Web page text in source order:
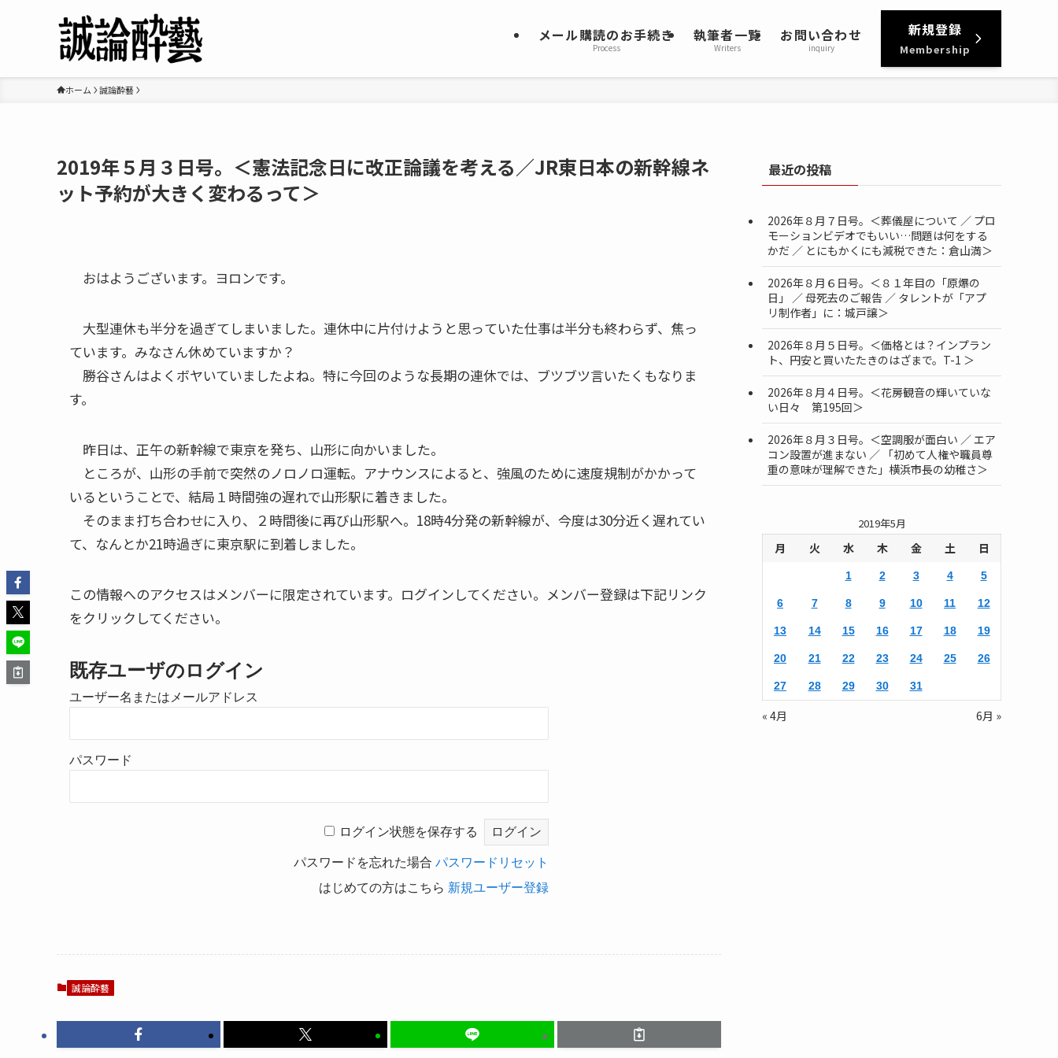
メール購読のお手続き
Process
執筆者一覧
Writers
お問い合わせ
inquiry
新規登録
Membership
ホーム 誠論酔藝
2019年５月３日号。＜憲法記念日に改正論議を考える／JR東日本の新幹線ネ
ット予約が大きく変わるって＞
おはようございます。ヨロンです。
大型連休も半分を過ぎてしまいました。連休中に片付けようと思っていた仕事は半分も終わらず、焦っ
ています。 みなさん休めていますか？
勝谷さんはよくボヤいていましたよね。特に今回のような長期の連休では、ブツブツ言いたくもなりま
す。
昨日は、正午の新幹線で東京を発ち、山形に向かいました。
ところが、山形の手前で突然のノロノロ運転。アナウンスによると、強風のために速度規制がかかって
いるということで、結局１時間強の遅れで山形駅に着きました。
そのまま打ち合わせに入り、２時間後に再び山形駅へ。18時4分発の新幹線が、今度は30分近く遅れてい
て、なんとか21時過ぎに東京駅に到着しました。
この情報へのアクセスはメンバーに限定されています。ログインしてください。メンバー登録は下記リンク
をクリックしてください。
既存ユーザのログイン
ユーザー名またはメールアドレス
パスワード
ログイン状態を保存する
パスワードを忘れた場合 パスワードリセット
はじめての方はこちら 新規ユーザー登録
誠論酔藝
最近の投稿
2026年８月７日号。＜葬儀屋について ／ プロ
モーションビデオでもいい…問題は何をする
かだ ／ とにもかくにも減税できた：倉山満＞
2026年８月６日号。＜８１年目の「原爆の
日」 ／ 母死去のご報告 ／ タレントが「アプ
リ制作者」に：城戸譲＞
2026年８月５日号。＜価格とは？インプラン
ト、円安と買いたたきのはざまで。T-1 ＞
2026年８月４日号。＜花房観音の輝いていな
い日々 第195回＞
2026年８月３日号。＜空調服が面白い ／ エア
コン設置が進まない ／ 「初めて人権や職員尊
重の意味が理解できた」横浜市長の幼稚さ＞
2019年5月
月 火 水 木 金 土 日
1 2 3 4 5
6 7 8 9 10 11 12
13 14 15 16 17 18 19
20 21 22 23 24 25 26
27 28 29 30 31
« 4月 6月 »